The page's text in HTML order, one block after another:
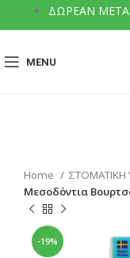
ΔΩΡΕΑΝ
MENU
Home
ΣΤΟΜΑΤΙΚΗ
Μεσοδόντια
-19%